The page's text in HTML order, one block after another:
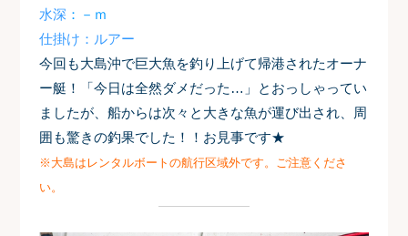
水深 ：－ｍ
仕掛け：ルアー
今回も大島沖で巨大魚を釣り上げて帰港されたオーナ
ー艇！
「今日は全然ダメだった…」とおっしゃってい
ましたが、船からは次々と大きな魚が運び出され、周
囲も驚きの釣果でした！！お見事です★
※大島はレンタルボートの航行区域外です。ご注意くださ
い。